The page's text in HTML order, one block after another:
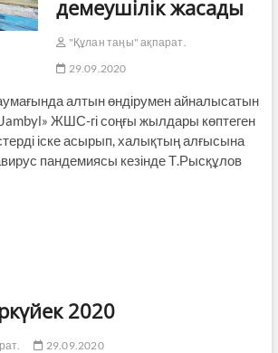
демеушілік жасады
"Құлан таңы" ақпарат.
29.09.2020
алтын өндірумен айналысатын
ЖШС-гі соңғы жылдары көптеген
іске асырып, халық­тың алғысына
пан­демиясы кезінде Т.Рысқұлов
2020
29.09.2020